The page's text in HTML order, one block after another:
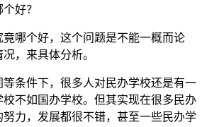
好？
竟哪个好，这个问题是不能一概而论
，来具体分析。
条件下，很多人对民办学校还是有一
不如国办学校。但其实现在很多民办
力，发展都很不错，甚至一些民办学